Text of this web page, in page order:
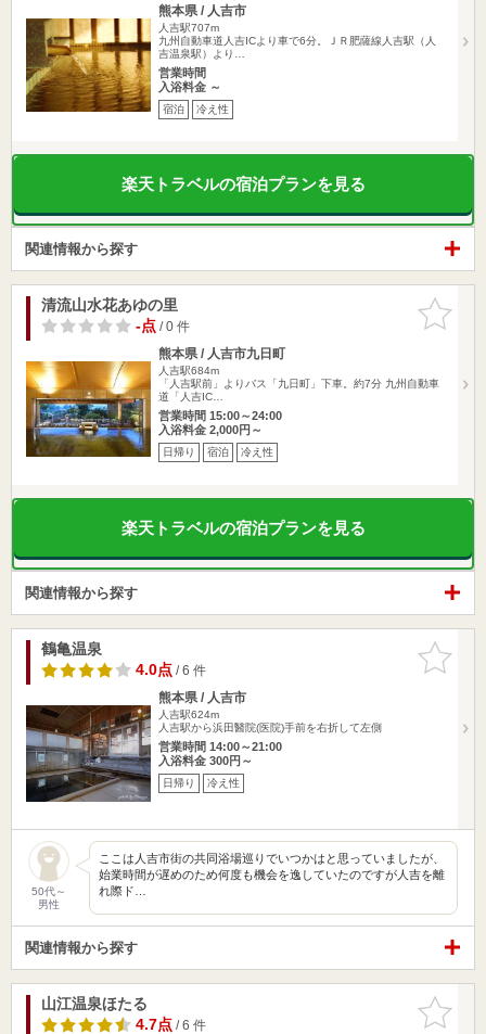
熊本県 / 人吉市
人吉駅707m
九州自動車道人吉ICより車で6分。ＪＲ肥薩線人吉駅（人
吉温泉駅）より…
営業時間
入浴料金 ～
宿泊 冷え性
楽天トラベルの宿泊プランを見る
関連情報から探す
お気に入
りに追加
清流山水花あゆの里
-点/ 0 件
熊本県 / 人吉市九日町
人吉駅684m
「人吉駅前」よりバス「九日町」下車。約7分 九州自動車
道「人吉IC…
営業時間 15:00～24:00
入浴料金 2,000円～
日帰り 宿泊 冷え性
楽天トラベルの宿泊プランを見る
関連情報から探す
お気に入
りに追加
鶴亀温泉
4.0点/ 6 件
熊本県 / 人吉市
人吉駅624m
人吉駅から浜田醫院(医院)手前を右折して左側
営業時間 14:00～21:00
入浴料金 300円～
日帰り 冷え性
50代～
男性
ここは人吉市街の共同浴場巡りでいつかはと思っていましたが、
始業時間が遅めのため何度も機会を逸していたのですが人吉を離
れ際ド…
関連情報から探す
お気に入
りに追加
山江温泉ほたる
4.7点/ 6 件